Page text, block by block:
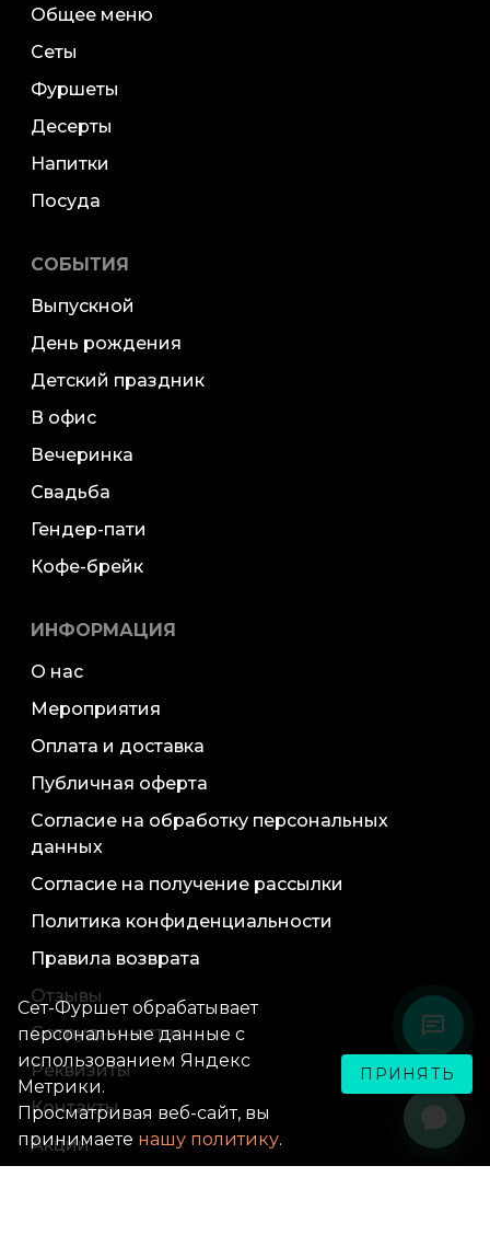
Общее меню
Сеты
Фуршеты
Десерты
Напитки
Посуда
СОБЫТИЯ
Выпускной
День рождения
Детский праздник
В офис
Вечеринка
Свадьба
Гендер-пати
Кофе-брейк
ИНФОРМАЦИЯ
О нас
Мероприятия
Оплата и доставка
Публичная оферта
Согласие на обработку персональных
данных
Согласие на получение рассылки
Политика конфиденциальности
Правила возврата
Отзывы
Сотрудничество
Реквизиты
Контакты
Акции
Сет-Фуршет обрабатывает
персональные данные с
использованием Яндекс
Метрики.
Просматривая веб-сайт, вы
принимаете нашу политику.
ПРИНЯТЬ